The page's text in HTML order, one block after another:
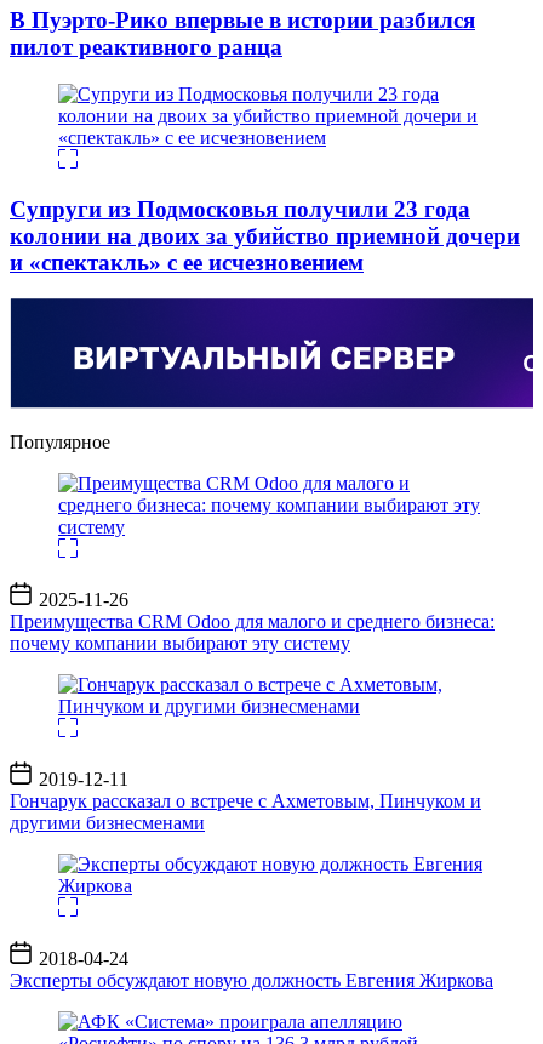
В Пуэрто-Рико впервые в истории разбился
пилот реактивного ранца
Супруги из Подмосковья получили 23 года
колонии на двоих за убийство приемной дочери
и «спектакль» с ее исчезновением
Популярное
Дата
записи
2025-11-26
Преимущества CRM Odoo для малого и среднего бизнеса:
почему компании выбирают эту систему
Дата
записи
2019-12-11
Гончарук рассказал о встрече с Ахметовым, Пинчуком и
другими бизнесменами
Дата
записи
2018-04-24
Эксперты обсуждают новую должность Евгения Жиркова